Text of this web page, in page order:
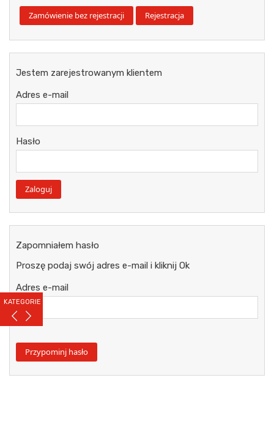
KATEGORIE
Jestem zarejestrowanym klientem
Adres e-mail
Hasło
Zapomniałem hasło
Proszę podaj swój adres e-mail i kliknij Ok
Adres e-mail